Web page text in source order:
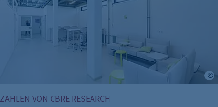
etracker Analytics
etracker GmbH
ZAHLEN VON CBRE RESEARCH